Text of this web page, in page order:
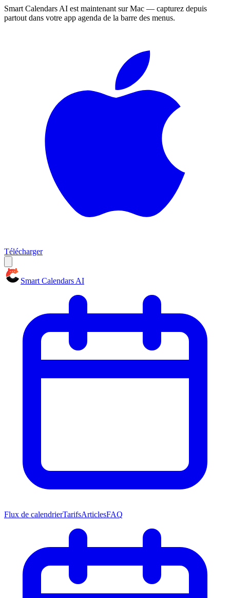
Smart Calendars AI est maintenant sur Mac — capturez depuis
partout dans votre app agenda de la barre des menus.
Télécharger
Smart Calendars AI
Flux de calendrierTarifsArticlesFAQ